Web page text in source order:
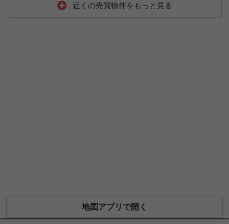
近くの売買物件をもっと見る
地図アプリで開く